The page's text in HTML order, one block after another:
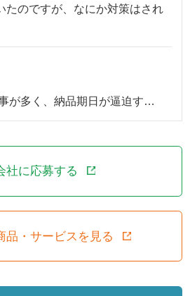
たのですが、なにか対策はされ
が多く、納品期日が逼迫す…
社に応募する
品・サービスを見る